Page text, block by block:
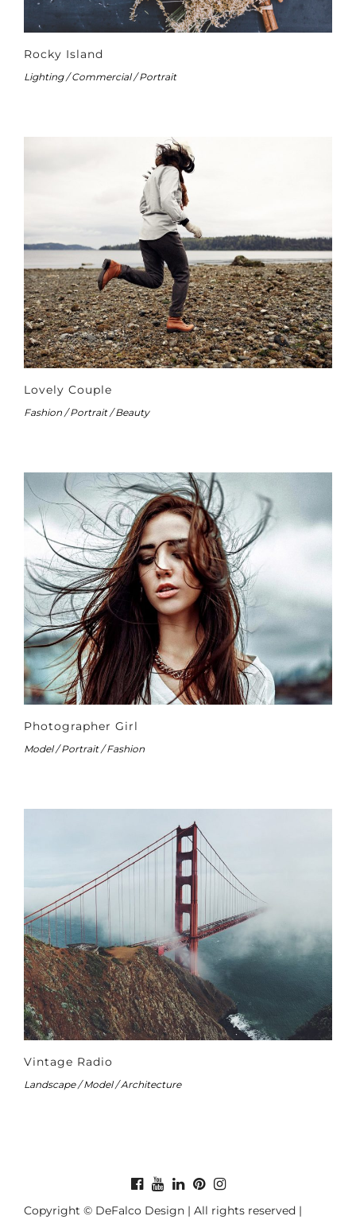
Rocky Island
Lighting / Commercial / Portrait
Lovely Couple
Fashion / Portrait / Beauty
Photographer Girl
Model / Portrait / Fashion
Vintage Radio
Landscape / Model / Architecture
Copyright © DeFalco Design | All rights reserved |